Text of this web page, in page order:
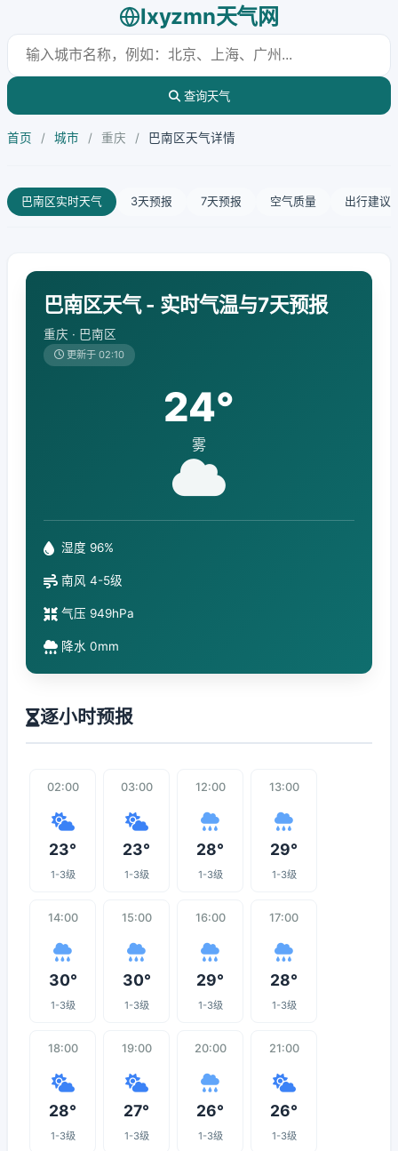
lxyzmn天气网
查询天气
首页 / 城市 / 重庆 / 巴南区天气详情
巴南区实时天气 3天预报 7天预报 空气质量 出行建议
巴南区天气 - 实时气温与7天预报
重庆 · 巴南区
更新于 02:10
24°
雾
湿度 96%
南风 4-5级
气压 949hPa
降水 0mm
逐小时预报
02:00
23°
1-3级
03:00
23°
1-3级
12:00
28°
1-3级
13:00
29°
1-3级
14:00
30°
1-3级
15:00
30°
1-3级
16:00
29°
1-3级
17:00
28°
1-3级
18:00
28°
1-3级
19:00
27°
1-3级
20:00
26°
1-3级
21:00
26°
1-3级